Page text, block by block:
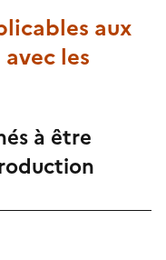
aux
les
à être